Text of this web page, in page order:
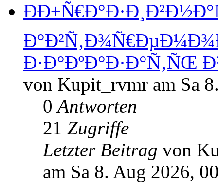
Ð·Ð°ÐºÐ°Ð·Ð°Ñ‚ÑŒ
von Kupit_rvmr am Sa
0Antworten
21 Zugriffe
Letzter Beitrag von
am Sa 8. Aug 2026,